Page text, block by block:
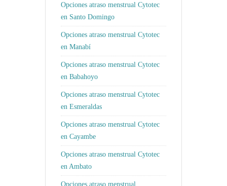
Opciones atraso menstrual Cytotec
en Santo Domingo
Opciones atraso menstrual Cytotec
en Manabí
Opciones atraso menstrual Cytotec
en Babahoyo
Opciones atraso menstrual Cytotec
en Esmeraldas
Opciones atraso menstrual Cytotec
en Cayambe
Opciones atraso menstrual Cytotec
en Ambato
Opciones atraso menstrual